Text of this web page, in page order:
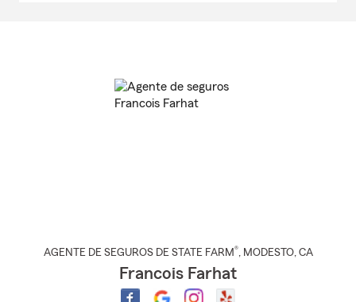
AGENTE DE SEGUROS DE STATE FARM®, MODESTO, CA
Francois Farhat